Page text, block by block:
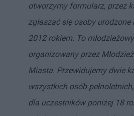
otworzymy formularz, przez
zgłaszać się osoby
2012 rokiem. To
organizowany przez
Miasta. Przewidujemy dwie
wszystkich osób
dla uczestników poniżej 18